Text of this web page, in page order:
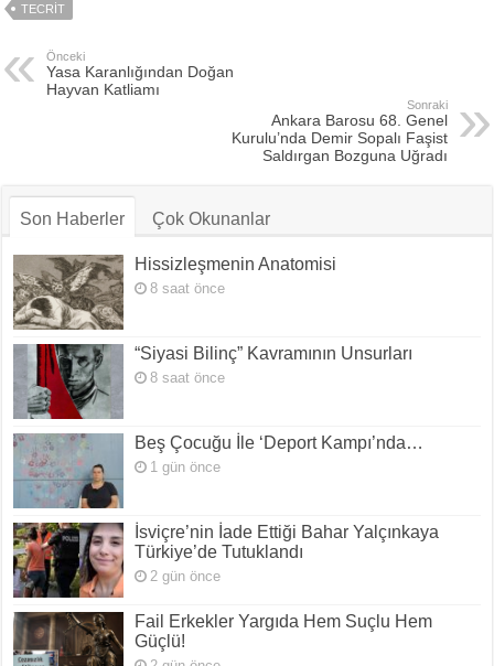
TECRIT
Önceki
Yasa Karanlığından Doğan
Hayvan Katliamı
Sonraki
Ankara Barosu 68. Genel
Kurulu’nda Demir Sopalı Faşist
Saldırgan Bozguna Uğradı
Son Haberler Çok Okunanlar
Hissizleşmenin Anatomisi
8 saat önce
“Siyasi Bilinç” Kavramının Unsurları
8 saat önce
Beş Çocuğu İle ‘Deport Kampı’nda…
1 gün önce
İsviçre’nin İade Ettiği Bahar Yalçınkaya
Türkiye’de Tutuklandı
2 gün önce
Fail Erkekler Yargıda Hem Suçlu Hem
Güçlü!